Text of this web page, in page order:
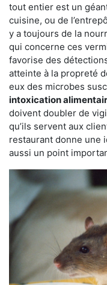
tout entier est un
cuisine, ou de
y a toujours de la
qui concerne ces
favorise des
atteinte à la propreté
eux des microbes
intoxication
doivent doubler de
qu’ils servent aux
restaurant donne une
aussi un point